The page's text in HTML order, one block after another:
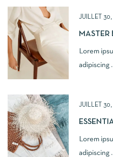
JUILLET
MASTER
Lorem
adipiscing
JUILLET
Lorem
adipiscing